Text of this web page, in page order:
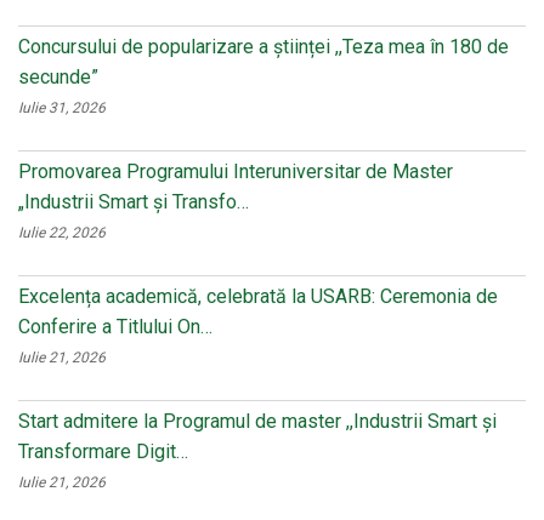
Concursului de popularizare a științei ,,Teza mea în 180 de
secunde”
Iulie 31, 2026
Promovarea Programului Interuniversitar de Master
„Industrii Smart și Transfo…
Iulie 22, 2026
Excelența academică, celebrată la USARB: Ceremonia de
Conferire a Titlului On…
Iulie 21, 2026
Start admitere la Programul de master ,,Industrii Smart și
Transformare Digit…
Iulie 21, 2026